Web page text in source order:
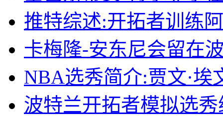
推特综述:开拓者训练
卡梅隆-安东尼会留在
NBA选秀简介:贾文·埃
波特兰开拓者模拟选秀